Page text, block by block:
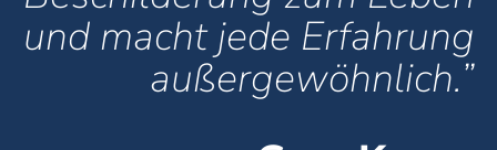
und macht jede Erfahrung
außergewöhnlich.”